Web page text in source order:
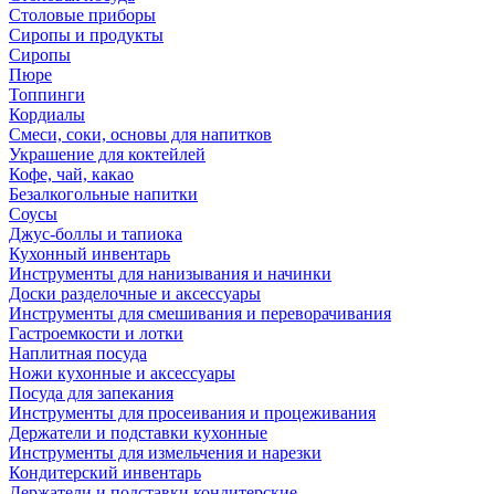
Столовые приборы
Сиропы и продукты
Сиропы
Пюре
Топпинги
Кордиалы
Смеси, соки, основы для напитков
Украшение для коктейлей
Кофе, чай, какао
Безалкогольные напитки
Соусы
Джус-боллы и тапиока
Кухонный инвентарь
Инструменты для нанизывания и начинки
Доски разделочные и аксессуары
Инструменты для смешивания и переворачивания
Гастроемкости и лотки
Наплитная посуда
Ножи кухонные и аксессуары
Посуда для запекания
Инструменты для просеивания и процеживания
Держатели и подставки кухонные
Инструменты для измельчения и нарезки
Кондитерский инвентарь